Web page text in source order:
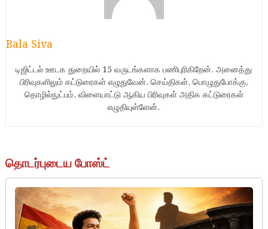
Bala Siva
டிஜிட்டல் ஊடக துறையில் 15 வருடங்களாக பணிபுரிகிறேன். அனைத்து
பிரிவுகளிலும் கட்டுரைகள் எழுதுவேன். செய்திகள், பொழுதுபோக்கு,
தொழில்நுட்பம், விளையாட்டு ஆகிய பிரிவுகள் அதிக கட்டுரைகள்
எழுதியுள்ளேன்.
தொடர்புடைய போஸ்ட்